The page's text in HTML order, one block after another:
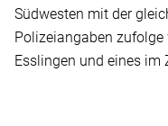
Südwesten mit der
Polizeiangaben
Esslingen und eines im